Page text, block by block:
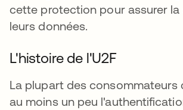
cette protection pour assurer la
leurs données.
L'histoire de l'U2F
La plupart des consommateurs
au moins un peu